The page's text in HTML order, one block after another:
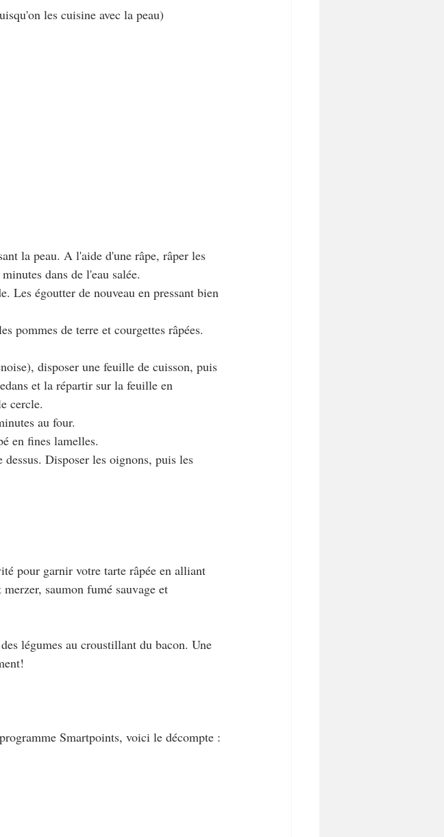
les cuisine avec la peau)
la peau. A l'aide d'une râpe, râper les
dans de l'eau salée.
Les égoutter de nouveau en pressant bien
pommes de terre et courgettes râpées.
disposer une feuille de cuisson, puis
et la répartir sur la feuille en
cercle.
au four.
en fines lamelles.
Disposer les oignons, puis les
pour garnir votre tarte râpée en alliant
saumon fumé sauvage et
légumes au croustillant du bacon. Une
Smartpoints, voici le décompte :